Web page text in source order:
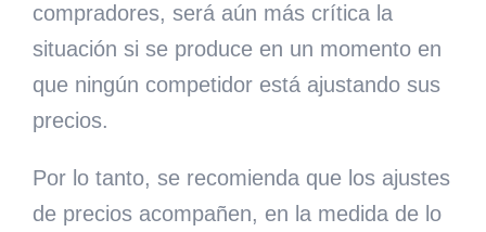
compradores, será aún más crítica la
situación si se produce en un momento en
que ningún competidor está ajustando sus
precios.
Por lo tanto, se recomienda que los ajustes
de precios acompañen, en la medida de lo